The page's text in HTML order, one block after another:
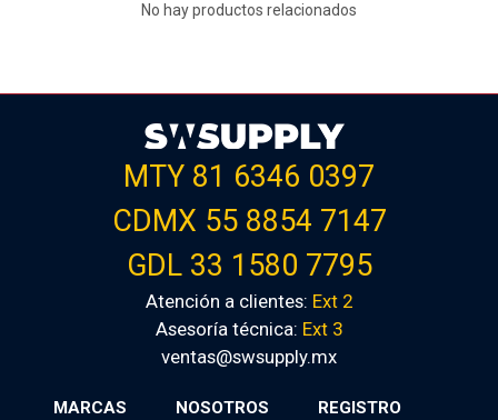
No hay productos relacionados
MTY 81 6346 0397
CDMX 55 8854 7147
GDL 33 1580 7795
Atención a clientes: Ext 2
Asesoría técnica: Ext 3
ventas@swsupply.mx
MARCAS NOSOTROS
REGISTRO